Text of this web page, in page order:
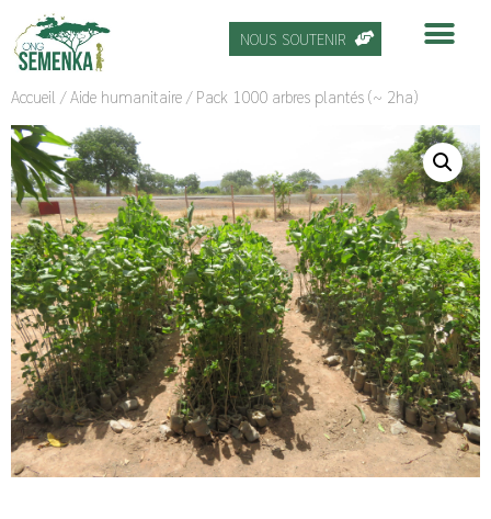
NOUS SOUTENIR
Accueil /Aide humanitaire / Pack 1000 arbres plantés (~ 2ha)